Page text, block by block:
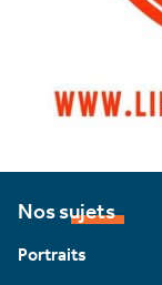
Nos sujets
Portraits